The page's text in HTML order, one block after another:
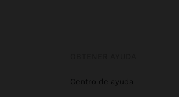
Centro de ayuda